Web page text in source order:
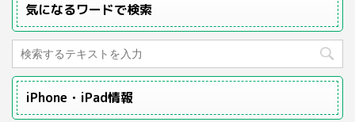
気になるワードで検索
iPhone・iPad情報